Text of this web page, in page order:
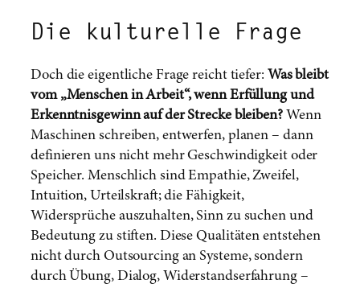
Die kulturelle Frage
Doch die eigentliche Frage reicht tiefer: Was bleibt
vom „Menschen in Arbeit“, wenn Erfüllung und
Erkenntnisgewinn auf der Strecke bleiben?Wenn
Maschinen schreiben, entwerfen, planen – dann
definieren uns nicht mehr Geschwindigkeit oder
Speicher. Menschlich sind Empathie, Zweifel,
Intuition, Urteilskraft; die Fähigkeit,
Widersprüche auszuhalten, Sinn zu suchen und
Bedeutung zu stiften. Diese Qualitäten entstehen
nicht durch Outsourcing an Systeme, sondern
durch Übung, Dialog, Widerstandserfahrung –